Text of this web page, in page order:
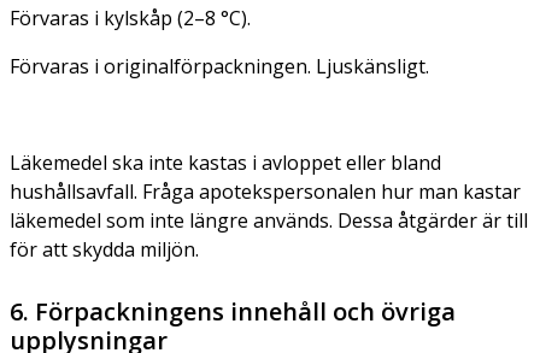
Förvaras i kylskåp (2–8 °C).
Förvaras i originalförpackningen. Ljuskänsligt.
Läkemedel ska inte kastas i avloppet eller bland
hushållsavfall. Fråga apotekspersonalen hur man kastar
läkemedel som inte längre används. Dessa åtgärder är till
för att skydda miljön.
6. Förpackningens innehåll och övriga
upplysningar